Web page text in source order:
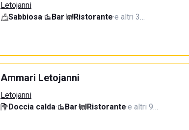
Letojanni
Sabbiosa· Bar· Ristorante·e altri 3…
Ammari Letojanni
Letojanni
Doccia calda· Bar· Ristorante·e altri 9…